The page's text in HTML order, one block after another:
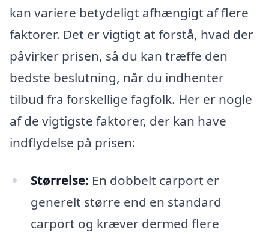
kan variere betydeligt afhængigt af flere
faktorer. Det er vigtigt at forstå, hvad der
påvirker prisen, så du kan træffe den
bedste beslutning, når du indhenter
tilbud fra forskellige fagfolk. Her er nogle
af de vigtigste faktorer, der kan have
indflydelse på prisen:
Størrelse: En dobbelt carport er
generelt større end en standard
carport og kræver dermed flere